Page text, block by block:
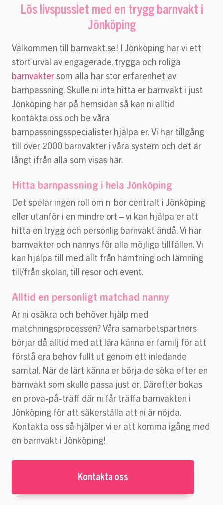
Lös livspusslet med en trygg barnvakt i
Jönköping
Välkommen till barnvakt.se! I Jönköping har vi ett
stort urval av engagerade, trygga och roliga
barnvakter som alla har stor erfarenhet av
barnpassning. Skulle ni inte hitta er barnvakt i just
Jönköping här på hemsidan så kan ni alltid
kontakta oss och be våra
barnpassningsspecialister hjälpa er. Vi har tillgång
till över 2000 barnvakter i våra system och det är
långt ifrån alla som visas här.
Hitta barnpassning i hela Jönköping
Det spelar ingen roll om ni bor centralt i Jönköping
eller utanför i en mindre ort – vi kan hjälpa er att
hitta en trygg och personlig barnvakt ändå. Vi har
barnvakter och nannys för alla möjliga tillfällen. Vi
kan hjälpa till med allt från hämtning och lämning
till/från skolan, till resor och event.
Alltid en personligt matchad nanny
Är ni osäkra och behöver hjälp med
matchningsprocessen? Våra samarbetspartners
börjar då alltid med att lära känna er familj för att
förstå era behov fullt ut genom ett inledande
samtal. När de lärt känna er börja de söka efter en
barnvakt som skulle passa just er. Därefter bokas
en prova-på-träff där ni får träffa barnvakten i
Jönköping för att säkerställa att ni är nöjda.
Kontakta oss så hjälper vi er att komma igång med
en barnvakt i Jönköping!
Kontakta oss